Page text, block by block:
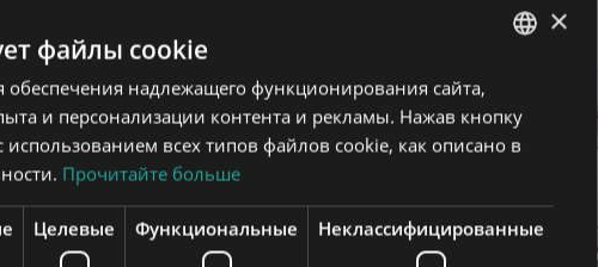
ДОБАВИТЬ В СПИСОК ENGLISH
HUNGARIAN
FRENCH
×
файлы cookie
надлежащего функционирования сайта,
и персонализации контента и рекламы. Нажав кнопку
использованием всех типов файлов cookie, как описано в
Прочитайте больше
Целевые Функциональные Неклассифицированные